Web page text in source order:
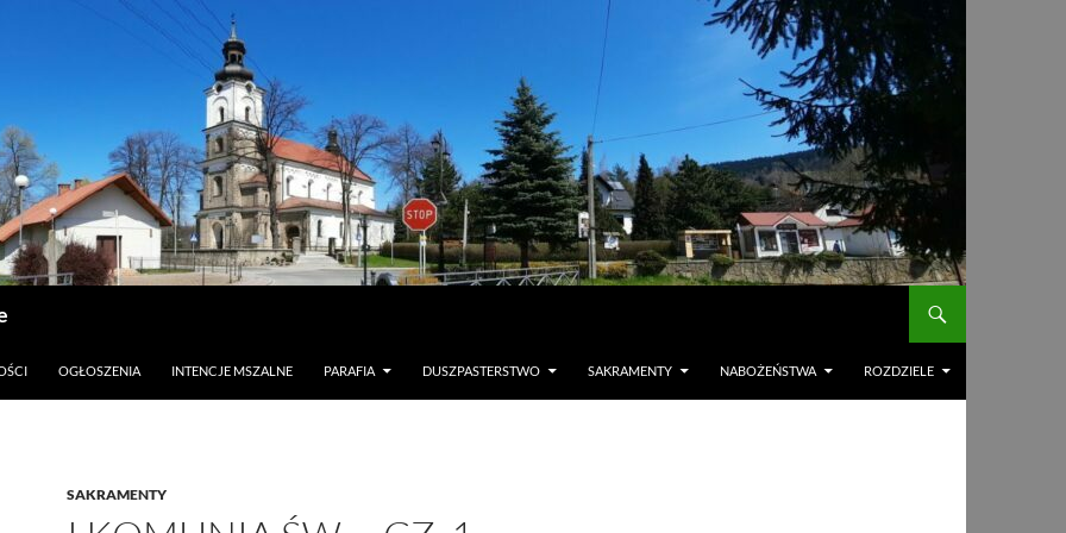
OGŁOSZENIA INTENCJE MSZALNE PARAFIA DUSZPASTERSTWO SAKRAMENTY NABOŻEŃSTWA ROZDZIELE
SAKRAMENTY